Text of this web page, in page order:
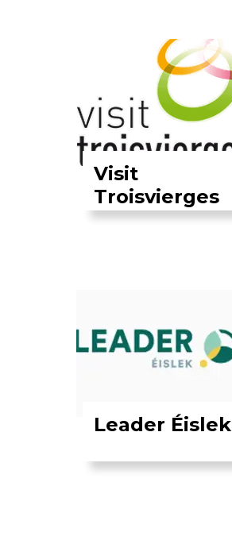
Visit
Troisvierges
Leader Éislek